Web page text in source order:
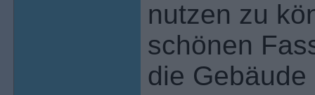
nutzen zu
schönen
die